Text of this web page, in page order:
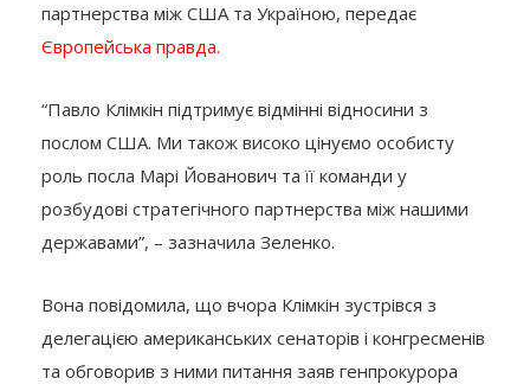
партнерства між США та Україною, передає
Європейська правда.
“Павло Клімкін підтримує відмінні відносини з
послом США. Ми також високо цінуємо особисту
роль посла Марі Йованович та її команди у
розбудові стратегічного партнерства між нашими
державами”, – зазначила Зеленко.
Вона повідомила, що вчора Клімкін зустрівся з
делегацією американських сенаторів і конгресменів
та обговорив з ними питання заяв генпрокурора